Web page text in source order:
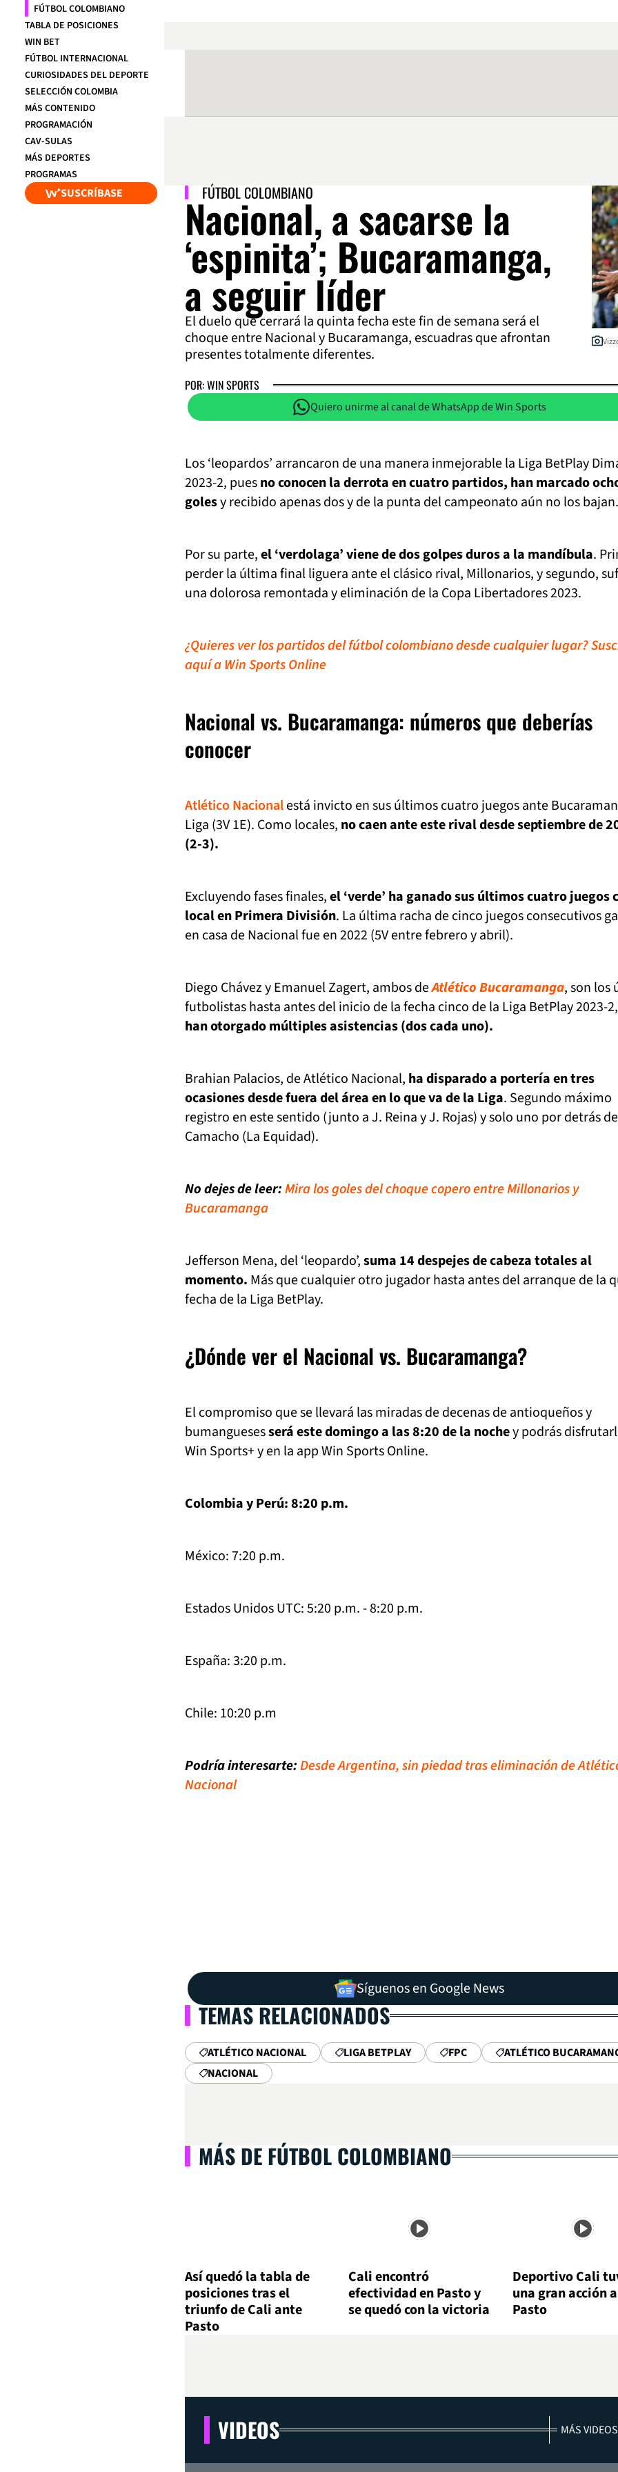
FÚTBOL COLOMBIANO
TABLA DE POSICIONES
WIN BET
FÚTBOL INTERNACIONAL
CURIOSIDADES DEL DEPORTE
SELECCIÓN COLOMBIA
MÁS CONTENIDO
PROGRAMACIÓN
CAV-SULAS
MÁS DEPORTES
PROGRAMAS
SUSCRÍBASE FÚTBOL COLOMBIANO
Nacional, a sacarse la
‘espinita’; Bucaramanga,
a seguir líder
El duelo que cerrará la quinta fecha este fin de semana será el
choque entre Nacional y Bucaramanga, escuadras que afrontan
presentes totalmente diferentes.
POR: WIN SPORTS
Quiero unirme al canal de WhatsApp de Win Sports
Los ‘leopardos’ arrancaron de una manera inmejorable la Liga BetPlay
2023-2, puesno conocen la derrota en cuatro partidos, han marcado
golesy recibido apenas dos y de la punta del campeonato aún no los bajan.
Por su parte,el ‘verdolaga’ viene de dos golpes duros a la mandíbula.
perder la última final liguera ante el clásico rival, Millonarios, y segundo,
una dolorosa remontada y eliminación de la Copa Libertadores 2023.
¿Quieres ver los partidos del fútbol colombiano desde cualquier lugar?
aquí a Win Sports Online
Nacional vs. Bucaramanga: números que deberías
conocer
Atlético Nacionalestá invicto en sus últimos cuatro juegos ante
Liga (3V 1E). Como locales, no caen ante este rival desde septiembre de
(2-3).
Excluyendo fases finales,el ‘verde’ ha ganado sus últimos cuatro juegos
local en Primera División. La última racha de cinco juegos consecutivos
en casa de Nacional fue en 2022 (5V entre febrero y abril).
Diego Chávez y Emanuel Zagert, ambos deAtlético Bucaramanga, son los
futbolistas hasta antes del inicio de la fecha cinco de la Liga BetPlay 2023-
han otorgado múltiples asistencias (dos cada uno).
Brahian Palacios, de Atlético Nacional, ha disparado a portería en tres
ocasiones desde fuera del área en lo que va de la Liga. Segundo máximo
registro en este sentido (junto a J. Reina y J. Rojas) y solo uno por detrás
Camacho (La Equidad).
No dejes de leer:Mira los goles del choque copero entre Millonarios y
Bucaramanga
Jefferson Mena, del ‘leopardo’,suma 14 despejes de cabeza totales al
momento. Más que cualquier otro jugador hasta antes del arranque de la
fecha de la Liga BetPlay.
¿Dónde ver el Nacional vs. Bucaramanga?
El compromiso que se llevará las miradas de decenas de antioqueños y
bumanguesesserá este domingo a las 8:20 de la nochey podrás
Win Sports+ y en la app Win Sports Online.
Colombia y Perú: 8:20 p.m.
México: 7:20 p.m.
Estados Unidos UTC: 5:20 p.m. - 8:20 p.m.
España: 3:20 p.m.
Chile: 10:20 p.m
Podría interesarte:Desde Argentina, sin piedad tras eliminación de
Nacional
Síguenos en Google News
TEMAS RELACIONADOS
ATLÉTICO NACIONAL LIGA BETPLAY FPC
ATLÉTICO
NACIONAL
MÁS DE FÚTBOL COLOMBIANO
Así quedó la tabla de
posiciones tras el
triunfo de Cali ante
Pasto
Cali encontró
efectividad en Pasto y
se quedó con la victoria
Deportivo Cali
una gran acción
Pasto
VIDEOS MÁS VIDEOS